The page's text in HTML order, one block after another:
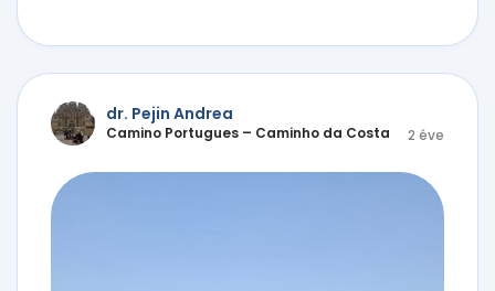
dr. Pejin Andrea
Camino Portugues – Caminho da Costa 2 éve